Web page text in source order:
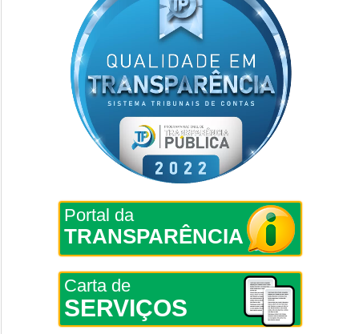
Portal da
TRANSPARÊNCIA
Carta de
SERVIÇOS